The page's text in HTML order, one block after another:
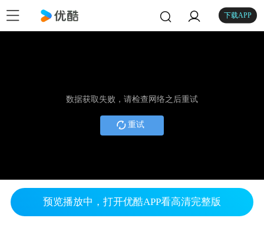
下载APP
数据获取失败，请检查网络之后重试
重试
预览播放中，打开优酷APP看高清完整版